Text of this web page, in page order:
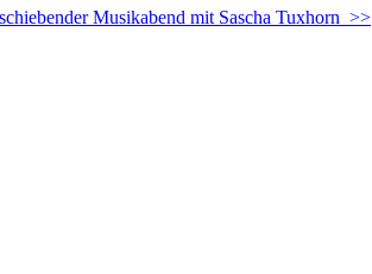
Musikabend mit Sascha Tuxhorn >>